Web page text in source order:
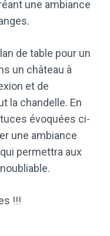
une ambiance
de table pour un
un château à
et de
la chandelle. En
évoquées ci-
une ambiance
permettra aux
!!!